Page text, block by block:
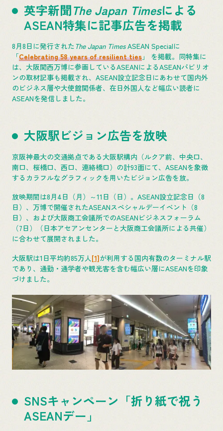
英字新聞The Japan Timesによる
ASEAN特集に記事広告を掲載
8月8日に発行されたThe Japan TimesASEAN Specialに
「Celebrating 58 years of resilient ties 」 を掲載。同特集に
は、大阪関西万博に参画しているASEANによるASEANパビリオ
ンの取材記事も掲載され、ASEAN設立記念日にあわせて国内外
のビジネス層や大使館関係者、在日外国人など幅広い読者に
ASEANを発信しました。
大阪駅ビジョン広告を放映
京阪神最大の交通拠点である大阪駅構内（ルクア前、中央口、
南口、桜橋口、西口、連絡橋口）の計93面にて、ASEANを象徴
するカラフルなグラフィックを用いたビジョン広告を放。
放映期間は8月4日（月）～11日（日）。ASEAN設立記念日（8
日）、万博で開催されたASEANスペシャルデーイベント（8
日）、および大阪商工会議所でのASEANビジネスフォーラム
（7日）（日本アセアンセンターと大阪商工会議所による共催）
に合わせて展開されました。
大阪駅は1日平均約85万人 [1]が利用する国内有数のターミナル駅
であり、通勤・通学者や観光客を含む幅広い層にASEANを印象
づけました。
SNSキャンペーン「折り紙で祝う
ASEANデー」